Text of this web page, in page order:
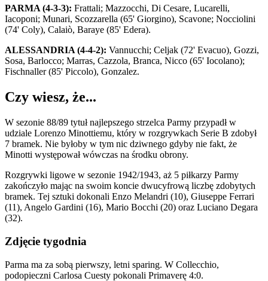
PARMA (4-3-3): Frattali; Mazzocchi, Di Cesare, Lucarelli,
Iacoponi; Munari, Scozzarella (65' Giorgino), Scavone; Nocciolini
(74' Coly), Calaiò, Baraye (85' Edera).
ALESSANDRIA (4-4-2): Vannucchi; Celjak (72' Evacuo), Gozzi,
Sosa, Barlocco; Marras, Cazzola, Branca, Nicco (65' Iocolano);
Fischnaller (85' Piccolo), Gonzalez.
Czy wiesz, że...
W sezonie 88/89 tytuł najlepszego strzelca Parmy przypadł w
udziale Lorenzo Minottiemu, który w rozgrywkach Serie B zdobył
7 bramek. Nie byłoby w tym nic dziwnego gdyby nie fakt, że
Minotti występował wówczas na środku obrony.
Rozgrywki ligowe w sezonie 1942/1943, aż 5 piłkarzy Parmy
zakończyło mając na swoim koncie dwucyfrową liczbę zdobytych
bramek. Tej sztuki dokonali Enzo Melandri (10), Giuseppe Ferrari
(11), Angelo Gardini (16), Mario Bocchi (20) oraz Luciano Degara
(32).
Zdjęcie tygodnia
Parma ma za sobą pierwszy, letni sparing. W Collecchio,
podopieczni Carlosa Cuesty pokonali Primaverę 4:0.